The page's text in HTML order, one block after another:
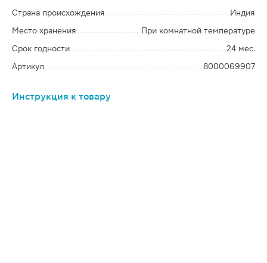
Страна происхождения
Индия
Место хранения
При комнатной температуре
Срок годности
24 мес.
Артикул
8000069907
Инструкция к товару